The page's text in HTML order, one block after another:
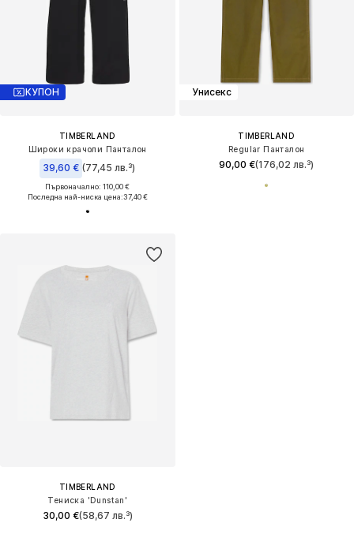
КУПОН
TIMBERLAND
Широки крачоли Панталон
39,60 € (77,45 лв.³)
Първоначално: 110,00 €
Последна най-ниска цена:37,40 €
Унисекс
TIMBERLAND
Regular Панталон
90,00 €(176,02 лв.³)
TIMBERLAND
Тениска 'Dunstan'
30,00 €(58,67 лв.³)